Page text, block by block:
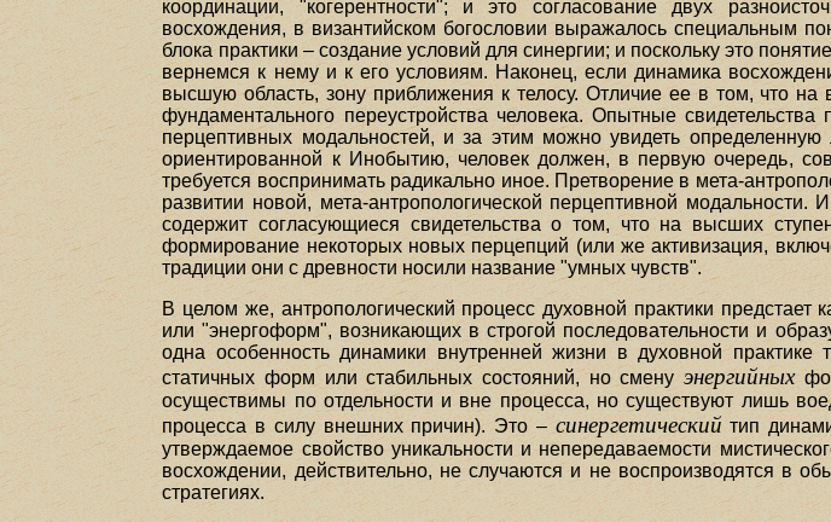
координации, "когерентности"; и это согласование двух
восхождения, в византийском богословии выражалось специальным
блока практики – создание условий для синергии; и поскольку это
вернемся к нему и к его условиям. Наконец, если динамика
высшую область, зону приближения к телосу. Отличие ее в том, что
фундаментального переустройства человека. Опытные
перцептивных модальностей, и за этим можно увидеть определенную
ориентированной к Инобытию, человек должен, в первую очередь,
требуется воспринимать радикально иное. Претворение в мета-
развитии новой, мета-антропологической перцептивной
содержит согласующиеся свидетельства о том, что на высших
формирование некоторых новых перцепций (или же активизация,
традиции они с древности носили название "умных чувств".
В целом же, антропологический процесс духовной практики предстает
или "энергоформ", возникающих в строгой последовательности и
одна особенность динамики внутренней жизни в духовной
статичных форм или стабильных состояний, но смену энергийных
осуществимы по отдельности и вне процесса, но существуют лишь
процесса в силу внешних причин). Это – синергетический тип
утверждаемое свойство уникальности и непередаваемости
восхождении, действительно, не случаются и не воспроизводятся в
стратегиях.